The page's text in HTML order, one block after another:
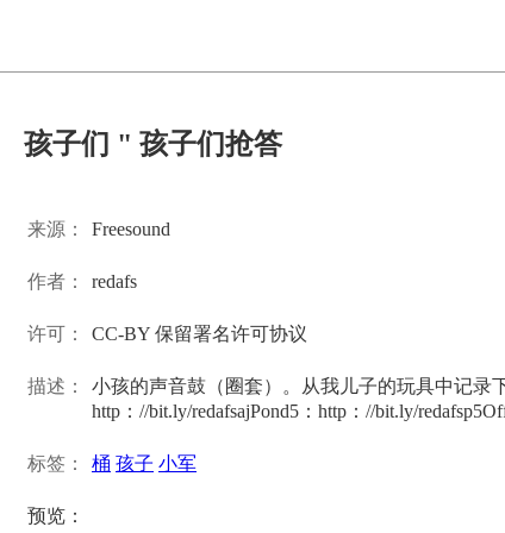
孩子们 " 孩子们抢答
来源： Freesound
作者： redafs
许可： CC-BY 保留署名许可协议
描述：
小孩的声音鼓（圈套）。从我儿子的玩具中记录
http：//bit.ly/redafsajPond5：http：//bit.ly/
标签： 桶 孩子 小军
预览：